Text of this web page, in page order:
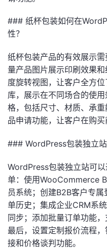
### 纸杯包装如何在
性？
纸杯包装产品的有效展示
量产品图片展示印刷效果
度旋转视图，让客户全方
库，展示在不同场合的使
格，包括尺寸、材质、承
品申请功能，让客户在购买
### WordPress包装独立
WordPress包装独立站可
单：使用WooCommerce
员系统；创建B2B客户专
单历史；集成企业CRM系
同步；添加批量订单功能，
最后，设置定制报价流程
接和价格谈判功能。